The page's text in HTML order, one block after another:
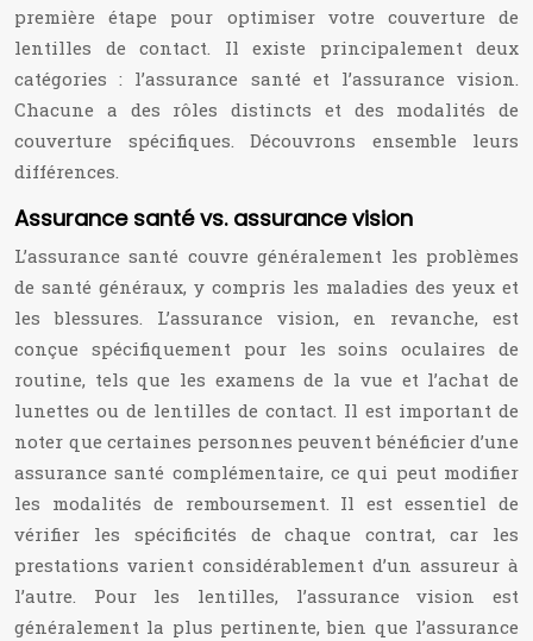
première étape pour optimiser votre couverture de
lentilles de contact. Il existe principalement deux
catégories : l’assurance santé et l’assurance vision.
Chacune a des rôles distincts et des modalités de
couverture spécifiques. Découvrons ensemble leurs
différences.
Assurance santé vs. assurance vision
L’assurance santé couvre généralement les problèmes
de santé généraux, y compris les maladies des yeux et
les blessures. L’assurance vision, en revanche, est
conçue spécifiquement pour les soins oculaires de
routine, tels que les examens de la vue et l’achat de
lunettes ou de lentilles de contact. Il est important de
noter que certaines personnes peuvent bénéficier d’une
assurance santé complémentaire, ce qui peut modifier
les modalités de remboursement. Il est essentiel de
vérifier les spécificités de chaque contrat, car les
prestations varient considérablement d’un assureur à
l’autre. Pour les lentilles, l’assurance vision est
généralement la plus pertinente, bien que l’assurance